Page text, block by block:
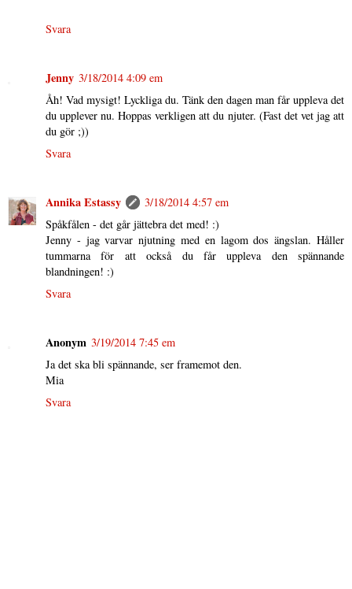
Svara
Jenny 3/18/2014 4:09 em
Åh! Vad mysigt! Lyckliga du. Tänk den dagen man får uppleva det
du upplever nu. Hoppas verkligen att du njuter. (Fast det vet jag att
du gör ;))
Svara
Annika Estassy
3/18/2014 4:57 em
Spåkfålen - det går jättebra det med! :)
Jenny - jag varvar njutning med en lagom dos ängslan. Håller
tummarna för att också du får uppleva den spännande
blandningen! :)
Svara
Anonym 3/19/2014 7:45 em
Ja det ska bli spännande, ser framemot den.
Mia
Svara